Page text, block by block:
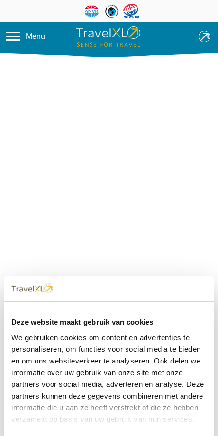
Deze website maakt gebruik van cookies
We gebruiken cookies om content en advertenties te
personaliseren, om functies voor social media te bieden
en om ons websiteverkeer te analyseren. Ook delen we
informatie over uw gebruik van onze site met onze
partners voor social media, adverteren en analyse. Deze
partners kunnen deze gegevens combineren met andere
informatie die u aan ze heeft verstrekt of die ze hebben
verzameld op basis van uw gebruik van hun services.
Overslaan en naar de inhoud
Menu
dichtbij
Met 60+ verkooppunten in Nederland en België staan wij
met onze XL Travelcenters, mobiele reisadviseurs van
TravelXL@Home en deze website altijd voor uw vakantie
klaar.
• Ontzorgen van A-Z • Onafhankelijk advies • Maatwerk •
Bespaar tijd en stress
TravelXLreisbureau's